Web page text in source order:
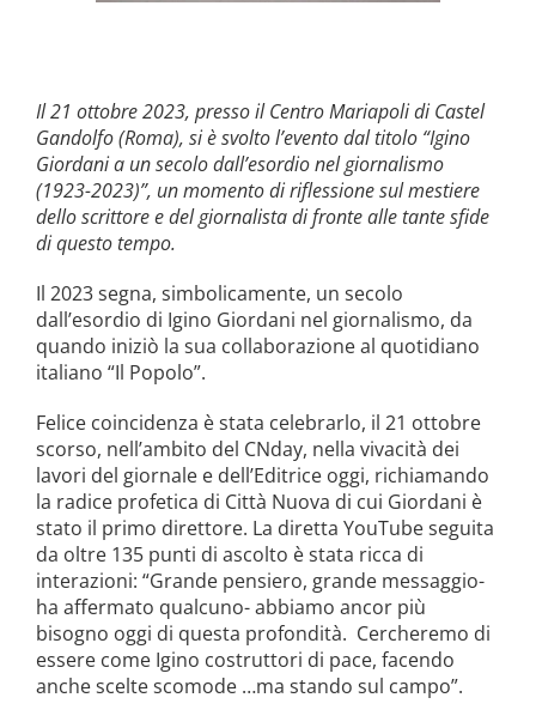
Il 21 ottobre 2023, presso il Centro Mariapoli di Castel
Gandolfo (Roma), si è svolto l’evento dal titolo “Igino
Giordani a un secolo dall’esordio nel giornalismo
(1923-2023)”, un momento di riflessione sul mestiere
dello scrittore e del giornalista di fronte alle tante sfide
di questo tempo.
Il 2023 segna, simbolicamente, un secolo
dall’esordio di Igino Giordani nel giornalismo, da
quando iniziò la sua collaborazione al quotidiano
italiano “Il Popolo”.
Felice coincidenza è stata celebrarlo, il 21 ottobre
scorso, nell’ambito del CNday, nella vivacità dei
lavori del giornale e dell’Editrice oggi, richiamando
la radice profetica di Città Nuova di cui Giordani è
stato il primo direttore. La diretta YouTube seguita
da oltre 135 punti di ascolto è stata ricca di
interazioni: “Grande pensiero, grande messaggio-
ha affermato qualcuno- abbiamo ancor più
bisogno oggi di questa profondità. Cercheremo di
essere come Igino costruttori di pace, facendo
anche scelte scomode …ma stando sul campo”.